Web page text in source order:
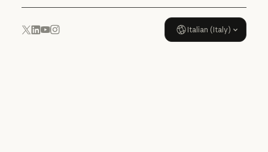
x.com
LinkedIn
YouTube
Instagram Italian (Italy)